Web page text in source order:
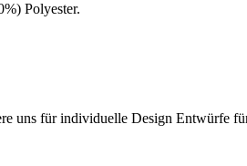
Polyester.
uns für individuelle Design Entwürfe